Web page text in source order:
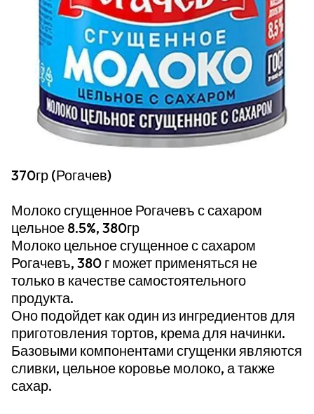
370гр (Рогачев)
Молоко сгущенное Рогачевъ с сахаром
цельное 8.5%, 380гр
Молоко цельное сгущенное с сахаром
Рогачевъ, 380 г может применяться не
только в качестве самостоятельного
продукта.
Оно подойдет как один из ингредиентов для
приготовления тортов, крема для начинки.
Базовыми компонентами сгущенки являются
сливки, цельное коровье молоко, а также
сахар.